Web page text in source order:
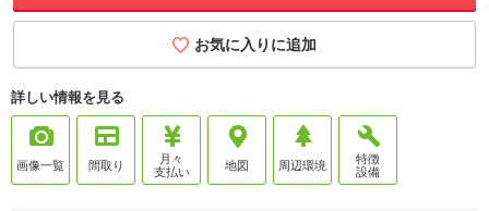
お気に入りに追加
詳しい情報を見る
画像一覧 間取り
月々
支払い
地図 周辺環境
特徴
設備